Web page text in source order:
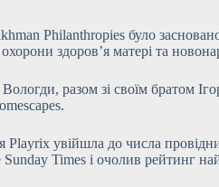
Philanthropies було
здоров’я матері та
разом зі своїм братом
Playrix увійшла до числа
Times і очолив рейтинг